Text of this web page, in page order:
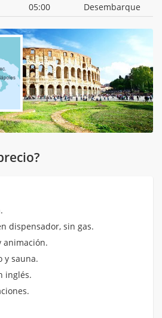
05:00 Desembarque
dispensador, sin gas.
animación.
y sauna.
inglés.